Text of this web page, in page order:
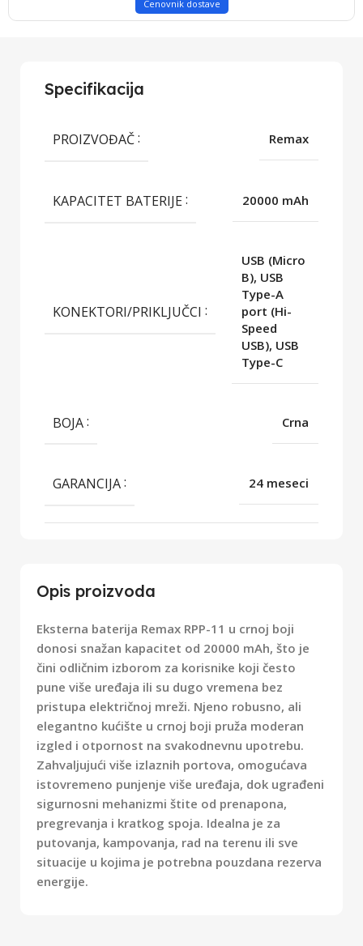
Cenovnik dostave
Opis proizvoda
Eksterna baterija Remax RPP-11 u crnoj boji
donosi snažan kapacitet od 20000 mAh, što je
čini odličnim izborom za korisnike koji često
pune više uređaja ili su dugo vremena bez
pristupa električnoj mreži. Njeno robusno, ali
elegantno kućište u crnoj boji pruža moderan
izgled i otpornost na svakodnevnu upotrebu.
Zahvaljujući više izlaznih portova, omogućava
istovremeno punjenje više uređaja, dok ugrađeni
sigurnosni mehanizmi štite od prenapona,
pregrevanja i kratkog spoja. Idealna je za
putovanja, kampovanja, rad na terenu ili sve
situacije u kojima je potrebna pouzdana rezerva
energije.
Specifikacija
PROIZVOĐAČ Remax
KAPACITET BATERIJE 20000 mAh
KONEKTORI/PRIKLJUČCI
USB (Micro
B), USB
Type-A
port (Hi-
Speed
USB), USB
Type-C
BOJA Crna
GARANCIJA 24 meseci